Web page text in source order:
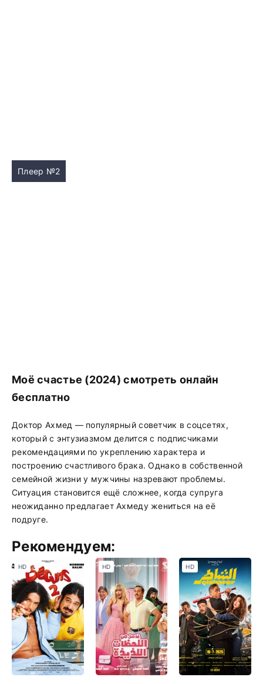
Плеер №2
Моё счастье (2024) смотреть онлайн
бесплатно
Доктор Ахмед — популярный советчик в соцсетях,
который с энтузиазмом делится с подписчиками
рекомендациями по укреплению характера и
построению счастливого брака. Однако в собственной
семейной жизни у мужчины назревают проблемы.
Ситуация становится ещё сложнее, когда супруга
неожиданно предлагает Ахмеду жениться на её
подруге.
Рекомендуем:
HD HD HD